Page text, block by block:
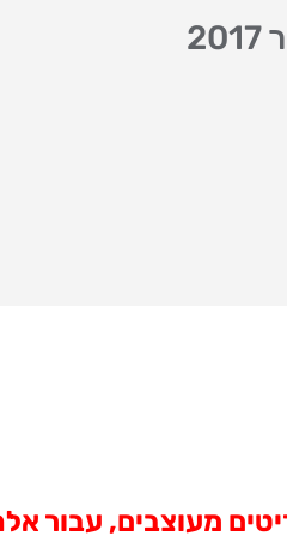
מעוצבים, עבור